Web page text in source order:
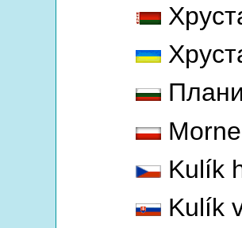
Kulík
Kulík